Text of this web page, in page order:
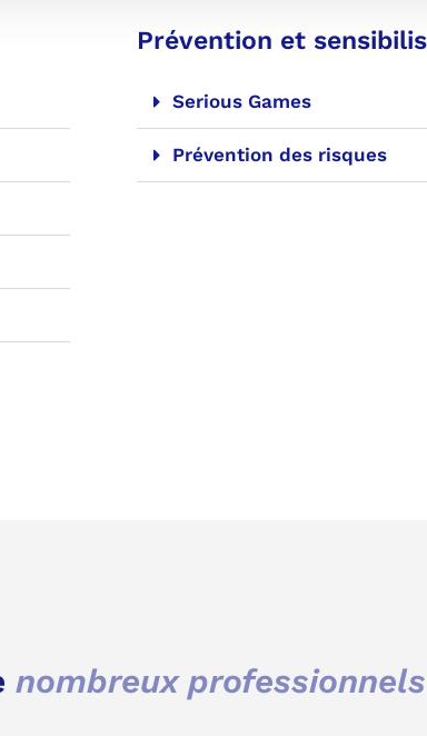
Prévention et
Serious Games
Prévention des risques
nombreux professionnels